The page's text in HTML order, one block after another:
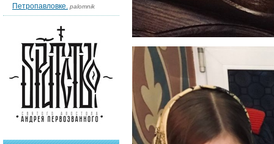
Петропавловке. palomnik